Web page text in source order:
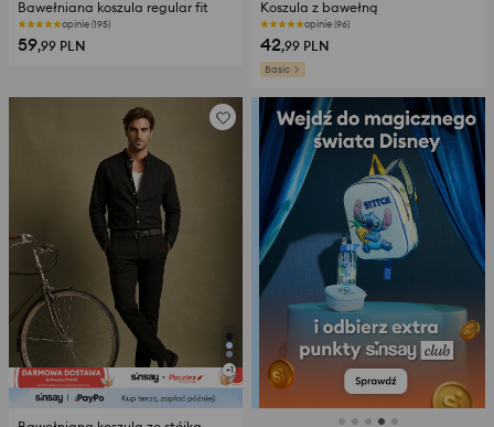
Bawełniana koszula regular fit
opinie (195)
59,99 PLN
Koszula z bawełną
opinie (96)
42,99 PLN
Basic
+1